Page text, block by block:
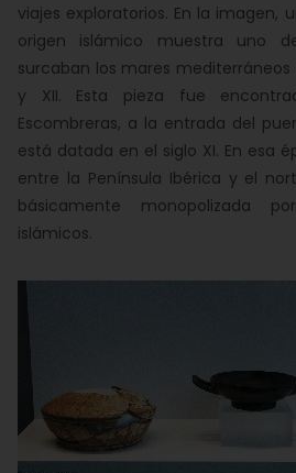
viajes exploratorios. En la imagen,
origen islámico muestra uno
surcaban los mares mediterráneos
y XII. Esta pieza fue
Escombreras, a la entrada del
está datada en el siglo XI. En esa
entre la Península Ibérica y el
básicamente monopolizada
islámicos.